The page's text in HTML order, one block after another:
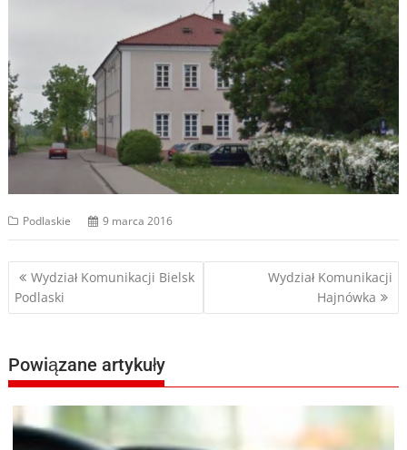
Podlaskie 9 marca 2016
Nawigacja
wpisu
Wydział Komunikacji Bielsk
Podlaski
Wydział Komunikacji
Hajnówka
Powiązane artykuły